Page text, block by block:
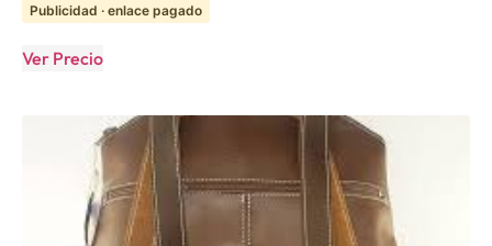
Publicidad · enlace pagado
Ver Precio